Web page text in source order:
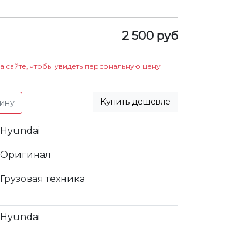
2 500 руб
сайте, чтобы увидеть персональную цену
Купить дешевле
Hyundai
Оригинал
Грузовая техника
Hyundai